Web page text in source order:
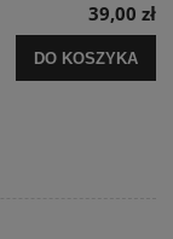
39,00 zł
DO KOSZYKA